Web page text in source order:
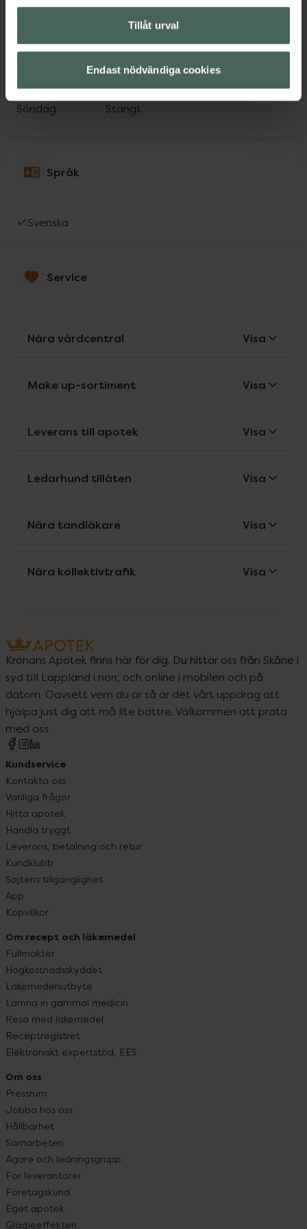
Tillåt urval
Endast nödvändiga cookies
Torsdag 08:30-18:30
Fredag 08:30-18:30
09:30-13:00
Söndag Stängt
Språk
Svenska
Service
Nära vårdcentral Visa
Make up-sortiment Visa
Leverans till apotek Visa
Ledarhund tillåten Visa
Nära tandläkare Visa
Nära kollektivtrafik Visa
Kronans Apotek finns här för dig. Du hittar oss från Skåne i
syd till Lappland i norr, och online i mobilen och på
datorn. Oavsett vem du är så är det vårt uppdrag att
hjälpa just dig att må lite bättre. Välkommen att prata
med oss.
Kundservice
Kontakta oss
Vanliga frågor
Hitta apotek
Handla tryggt
Leverans, betalning och retur
Kundklubb
Sajtens tillgänglighet
App
Köpvillkor
Om recept och läkemedel
Fullmakter
Högkostnadsskyddet
Läkemedelsutbyte
Lämna in gammal medicin
Resa med läkemedel
Receptregistret
Elektroniskt expertstöd, EES
Om oss
Pressrum
Jobba hos oss
Hållbarhet
Samarbeten
Ägare och ledningsgrupp
För leverantörer
Företagskund
Eget apotek
Glädjeeffekten